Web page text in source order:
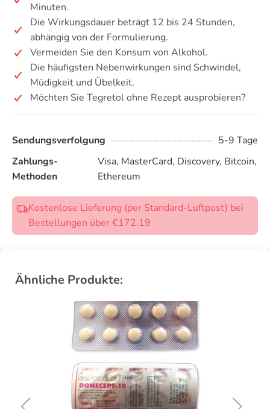
Minuten.
Die Wirkungsdauer beträgt 12 bis 24 Stunden,
abhängig von der Formulierung.
Vermeiden Sie den Konsum von Alkohol.
Die häufigsten Nebenwirkungen sind Schwindel,
Müdigkeit und Übelkeit.
Möchten Sie Tegretol ohne Rezept ausprobieren?
Sendungsverfolgung
5-9 Tage
Zahlungs-
Methoden
Visa, MasterCard, Discovery, Bitcoin,
Ethereum
Kostenlose Lieferung (per Standard-Luftpost) bei
Bestellungen über €172.19
Ähnliche Produkte: